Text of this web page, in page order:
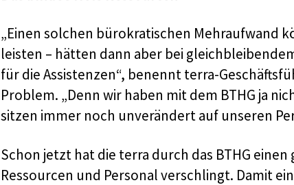
„Einen solchen bürokratischen Mehraufwand
leisten – hätten dann aber bei
für die Assistenzen“, benennt terra-
Problem. „Denn wir haben mit dem BTHG ja
sitzen immer noch unverändert auf unseren
Schon jetzt hat die terra durch das BTHG
Ressourcen und Personal verschlingt. Damit